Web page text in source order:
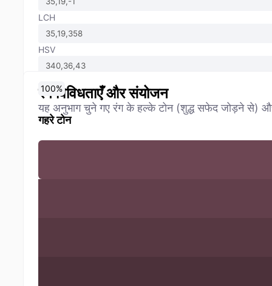
LCH
HSV
रंग विविधताएँ और संयोजन
यह अनुभाग चुने गए रंग के हल्के टोन (शुद्ध सफेद जोड़ने से)
गहरे टोन
0%
10%
20%
30%
40%
50%
60%
70%
80%
90%
100%